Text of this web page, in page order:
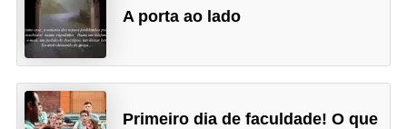
A porta ao lado
Primeiro dia de faculdade! O que
a
n
i
z
a